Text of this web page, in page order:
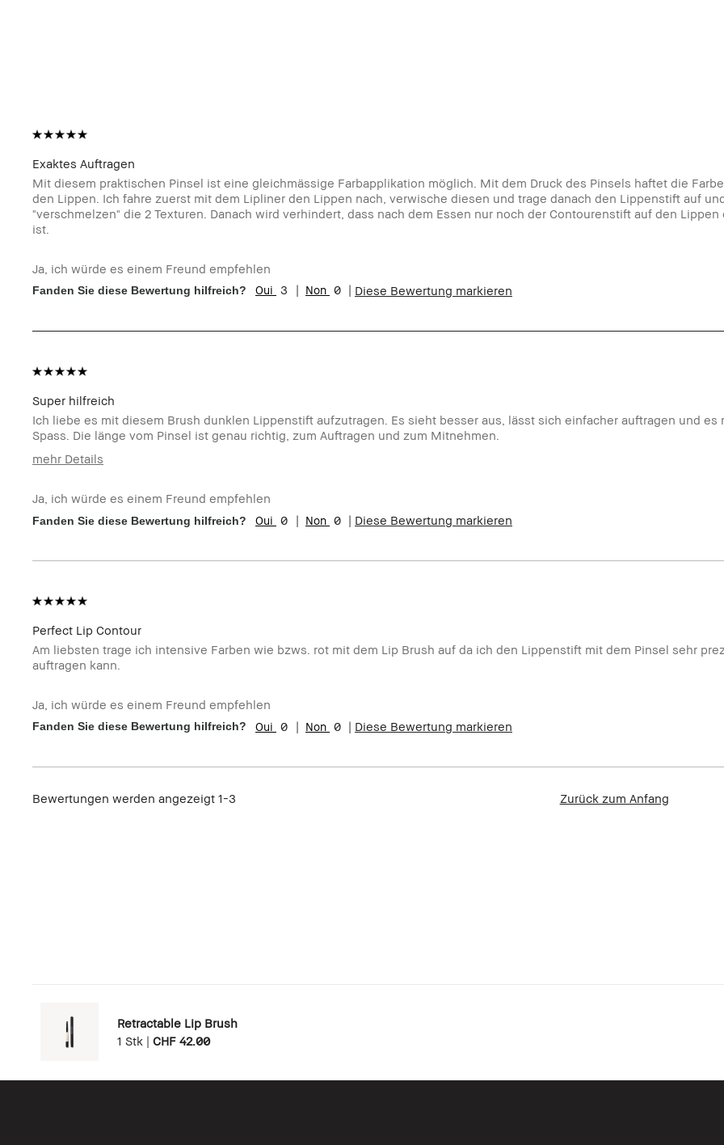
Exaktes Auftragen
Mit diesem praktischen Pinsel ist eine gleichmässige Farbapplikation möglich. Mit dem Druck des Pinsels haftet die
den Lippen. Ich fahre zuerst mit dem Lipliner den Lippen nach, verwische diesen und trage danach den Lippenstift auf
"verschmelzen" die 2 Texturen. Danach wird verhindert, dass nach dem Essen nur noch der Contourenstift auf den
ist.
Ja, ich würde es einem Freund empfehlen
Fanden Sie diese Bewertung hilfreich? 3 0 Diese Bewertung markieren
Super hilfreich
Ich liebe es mit diesem Brush dunklen Lippenstift aufzutragen. Es sieht besser aus, lässt sich einfacher auftragen und es
Spass. Die länge vom Pinsel ist genau richtig, zum Auftragen und zum Mitnehmen.
mehr Details
Hauttyp
Trocken
Hautton
Hell - Mittel
Produktvorteile
Rasche Ergebnisse
Ja, ich würde es einem Freund empfehlen
Fanden Sie diese Bewertung hilfreich? 0 0 Diese Bewertung markieren
Perfect Lip Contour
Am liebsten trage ich intensive Farben wie bzws. rot mit dem Lip Brush auf da ich den Lippenstift mit dem Pinsel sehr
auftragen kann.
Ja, ich würde es einem Freund empfehlen
Fanden Sie diese Bewertung hilfreich? 0 0 Diese Bewertung markieren
Bewertungen werden angezeigt 1-3 Zurück zum Anfang
Retractable Lip Brush
1 Stk | CHF 42.00